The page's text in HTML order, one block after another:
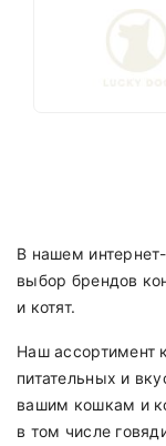
В нашем
выбор брендов
и котят.
Наш ассортимент
питательных и
вашим кошкам и
в том числе